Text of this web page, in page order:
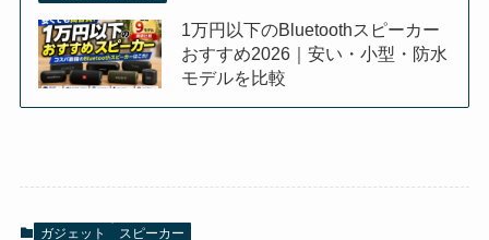
1万円以下のBluetoothスピーカー
おすすめ2026｜安い・小型・防水
モデルを比較
ガジェット スピーカー